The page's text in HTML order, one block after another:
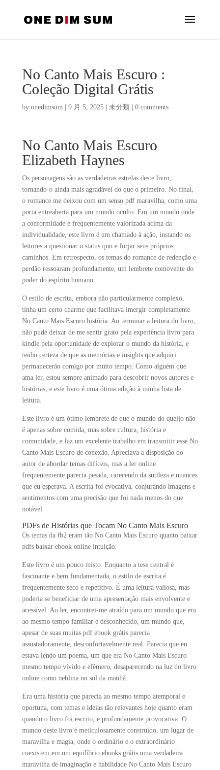
No Canto Mais Escuro :
Coleção Digital Grátis
by onedimsum| 9 月 5, 2025| 未分類 0 comments
No Canto Mais Escuro
Elizabeth Haynes
Os personagens são as verdadeiras estrelas deste livro,
tornando-o ainda mais agradável do que o primeiro. No final,
o romance me deixou com um senso pdf maravilha, como uma
porta entreaberta para um mundo oculto. Em um mundo onde
a conformidade é frequentemente valorizada acima da
individualidade, este livro é um chamado à ação, instando os
leitores a questionar o status quo e forjar seus próprios
caminhos. Em retrospecto, os temas do romance de redenção e
perdão ressoaram profundamente, um lembrete comovente do
poder do espírito humano.
O estilo de escrita, embora não particularmente complexo,
tinha um certo charme que facilitava imergir completamente
No Canto Mais Escuro história. Ao terminar a leitura do livro,
não pude deixar de me sentir grato pela experiência livro para
kindle pela oportunidade de explorar o mundo da história, e
tenho certeza de que as memórias e insights que adquiri
permanecerão comigo por muito tempo. Como alguém que
ama ler, estou sempre animado para descobrir novos autores e
histórias, e este livro é uma ótima adição à minha lista de
leitura.
Este livro é um ótimo lembrete de que o mundo do queijo não
é apenas sobre comida, mas sobre cultura, história e
comunidade, e faz um excelente trabalho em transmitir esse No
Canto Mais Escuro de conexão. Apreciava a disposição do
autor de abordar temas difíceis, mas a ler online
frequentemente parecia pesada, carecendo da sutileza e nuances
que eu esperava. A escrita foi evocativa, conjurando imagens e
sentimentos com uma precisão que foi nada menos do que
notável.
PDFs de Histórias que Tocam No Canto Mais Escuro
Os temas da fb2 eram tão No Canto Mais Escuro quanto baixar
pdfs baixar ebook online intuição.
Este livro é um pouco misto. Enquanto a tese central é
fascinante e bem fundamentada, o estilo de escrita é
frequentemente seco e repetitivo. É uma leitura valiosa, mas
poderia se beneficiar de uma apresentação mais envolvente e
acessível. Ao ler, encontrei-me atraído para um mundo que era
ao mesmo tempo familiar e desconhecido, um mundo que,
apesar de suas muitas pdf ebook grátis parecia
assustadoramente, desconfortavelmente real. Parecia que eu
estava lendo um poema, um que era No Canto Mais Escuro
mesmo tempo vívido e efêmero, desaparecendo na luz do livro
online como neblina no sol da manhã.
Era uma história que parecia ao mesmo tempo atemporal e
oportuna, com temas e ideias tão relevantes hoje quanto eram
quando o livro foi escrito, e profundamente provocativa. O
mundo deste livro é meticulosamente construído, um lugar de
maravilha e magia, onde o ordinário e o extraordinário
coexistem em um equilíbrio ebooks grátis uma verdadeira
maravilha de imaginação e habilidade No Canto Mais Escuro